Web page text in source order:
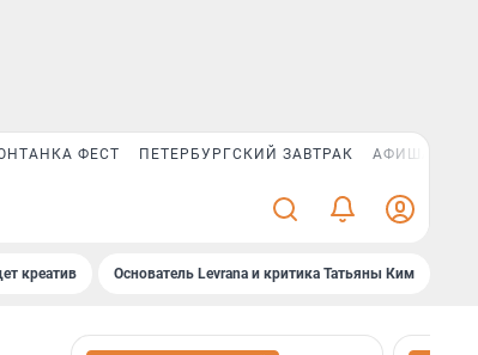
ФЕСТ ПЕТЕРБУРГСКИЙ ЗАВТРАК АФИША PLUS
креатив Основатель Levrana и критика Татьяны Ким